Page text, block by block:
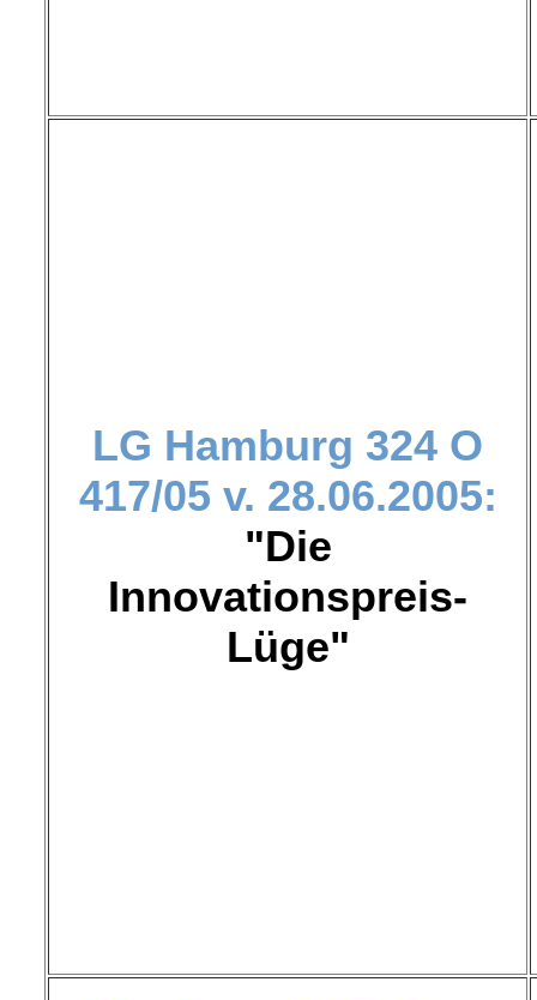
LG Hamburg 324 O
417/05 v. 28.06.2005:
"Die
Innovationspreis-
Lüge"